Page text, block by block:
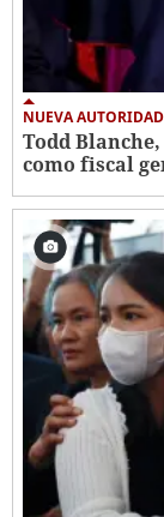
NUEVA AUTORIDAD
Todd
como fiscal